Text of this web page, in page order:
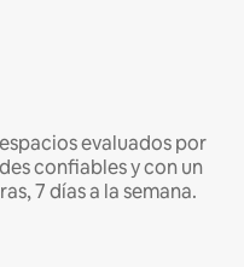
evaluados por
confiables y con un
7 días a la semana.